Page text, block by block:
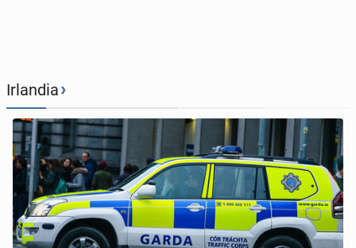
Irlandia›